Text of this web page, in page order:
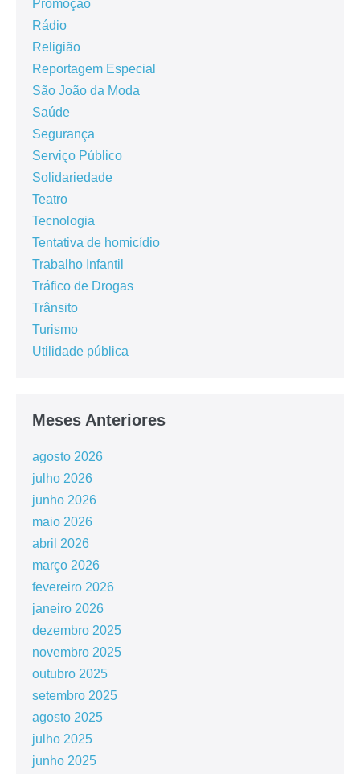
Promoção
Rádio
Religião
Reportagem Especial
São João da Moda
Saúde
Segurança
Serviço Público
Solidariedade
Teatro
Tecnologia
Tentativa de homicídio
Trabalho Infantil
Tráfico de Drogas
Trânsito
Turismo
Utilidade pública
Meses Anteriores
agosto 2026
julho 2026
junho 2026
maio 2026
abril 2026
março 2026
fevereiro 2026
janeiro 2026
dezembro 2025
novembro 2025
outubro 2025
setembro 2025
agosto 2025
julho 2025
junho 2025